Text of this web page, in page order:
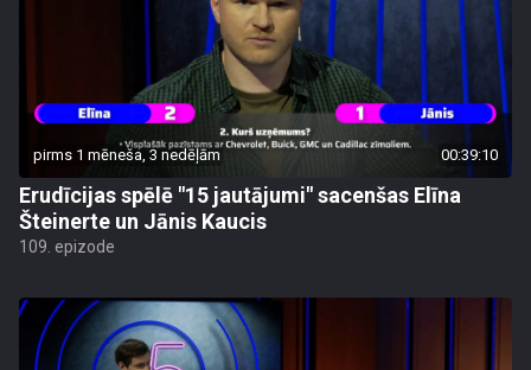
pirms 1 mēneša, 3 nedēļām 00:39:10
Erudīcijas spēlē "15 jautājumi" sacenšas Elīna
Šteinerte un Jānis Kaucis
109. epizode